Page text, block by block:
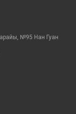
№95 Нан Гуан